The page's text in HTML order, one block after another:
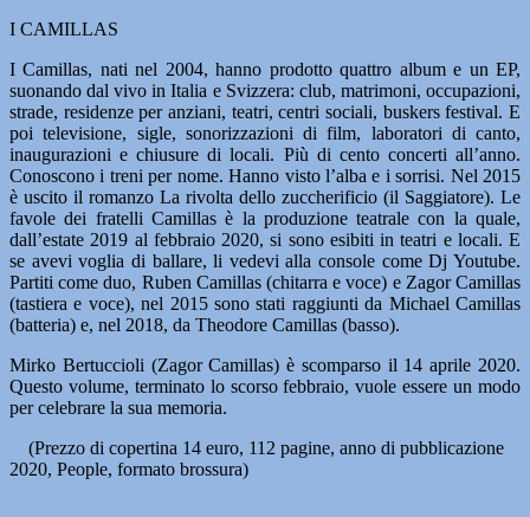
I CAMILLAS
I Camillas, nati nel 2004, hanno prodotto quattro album e un EP,
suonando dal vivo in Italia e Svizzera: club, matrimoni, occupazioni,
strade, residenze per anziani, teatri, centri sociali, buskers festival. E
poi televisione, sigle, sonorizzazioni di film, laboratori di canto,
inaugurazioni e chiusure di locali. Più di cento concerti all’anno.
Conoscono i treni per nome. Hanno visto l’alba e i sorrisi. Nel 2015
è uscito il romanzo La rivolta dello zuccherificio (il Saggiatore). Le
favole dei fratelli Camillas è la produzione teatrale con la quale,
dall’estate 2019 al febbraio 2020, si sono esibiti in teatri e locali. E
se avevi voglia di ballare, li vedevi alla console come Dj Youtube.
Partiti come duo, Ruben Camillas (chitarra e voce) e Zagor Camillas
(tastiera e voce), nel 2015 sono stati raggiunti da Michael Camillas
(batteria) e, nel 2018, da Theodore Camillas (basso).
Mirko Bertuccioli (Zagor Camillas) è scomparso il 14 aprile 2020.
Questo volume, terminato lo scorso febbraio, vuole essere un modo
per celebrare la sua memoria.
(Prezzo di copertina 14 euro, 112 pagine, anno di pubblicazione
2020, People, formato brossura)